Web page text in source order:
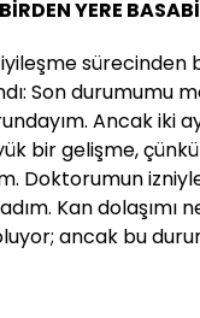
YERE
iyileşme
Son durumumu
Ancak iki
bir gelişme,
Doktorumun
Kan dolaşımı
ancak bu